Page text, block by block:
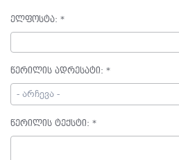
ელფოსტა: *
წერილის ადრესატი: *
- არჩევა -
წერილის ტექსტი: *